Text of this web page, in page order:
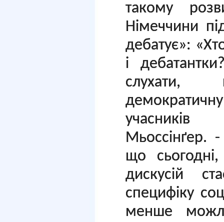
такому
Німеччини
дебатує»:
і
слухати,
Мьоссінґер.
що
дискусій
специфіку
менше